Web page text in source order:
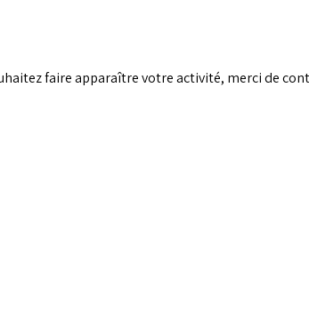
faire apparaître votre activité, merci de